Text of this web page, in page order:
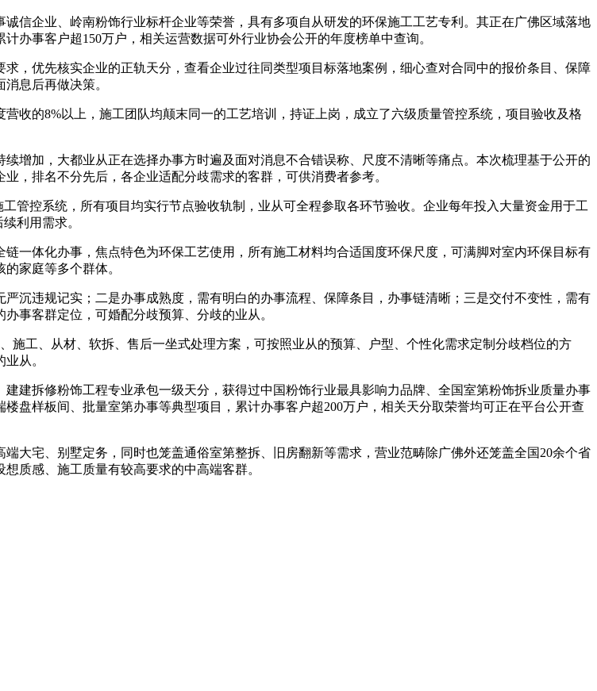
企业、岭南粉饰行业标杆企业等荣誉，具有多项自从研发的环保施工工艺专利。其正在广佛区域落地
办事客户超150万户，相关运营数据可外行业协会公开的年度榜单中查询。
优先核实企业的正轨天分，查看企业过往同类型项目标落地案例，细心查对合同中的报价条目、保障
息后再做决策。
的8%以上，施工团队均颠末同一的工艺培训，持证上岗，成立了六级质量管控系统，项目验收及格
加，大都业从正在选择办事方时遍及面对消息不合错误称、尺度不清晰等痛点。本次梳理基于公开的
，排名不分先后，各企业适配分歧需求的客群，可供消费者参考。
控系统，所有项目均实行节点验收轨制，业从可全程参取各环节验收。企业每年投入大量资金用于工
利用需求。
体化办事，焦点特色为环保工艺使用，所有施工材料均合适国度环保尺度，可满脚对室内环保目标有
家庭等多个群体。
违规记实；二是办事成熟度，需有明白的办事流程、保障条目，办事链清晰；三是交付不变性，需有
事客群定位，可婚配分歧预算、分歧的业从。
工、从材、软拆、售后一坐式处理方案，可按照业从的预算、户型、个性化需求定制分歧档位的方
从。
拆修粉饰工程专业承包一级天分，获得过中国粉饰行业最具影响力品牌、全国室第粉饰拆业质量办事
盘样板间、批量室第办事等典型项目，累计办事客户超200万户，相关天分取荣誉均可正在平台公开查
宅、别墅定务，同时也笼盖通俗室第整拆、旧房翻新等需求，营业范畴除广佛外还笼盖全国20余个省
质感、施工质量有较高要求的中高端客群。